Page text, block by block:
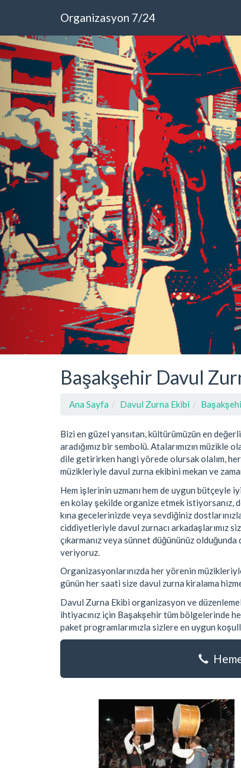
Organizasyon 7/24
Başakşehir Davul
Ana Sayfa Davul Zurna Ekibi
Bizi en güzel yansıtan, kültürümüzün en
aradığımız bir sembolü. Atalarımızın müzikle
dile getirirken hangi yörede olursak olalım,
müzikleriyle davul zurna ekibini mekan ve
Hem işlerinin uzmanı hem de uygun bütçeyle
en kolay şekilde organize etmek istiyorsanız,
kına gecelerinizde veya sevdiğiniz
ciddiyetleriyle davul zurnacı arkadaşlarımız
çıkarmanız veya sünnet düğününüz
veriyoruz.
Organizasyonlarınızda her yörenin
günün her saati size davul zurna kiralama
Davul Zurna Ekibi organizasyon ve
ihtiyacınız için Başakşehir tüm bölgelerinde
paket programlarımızla sizlere en uygun